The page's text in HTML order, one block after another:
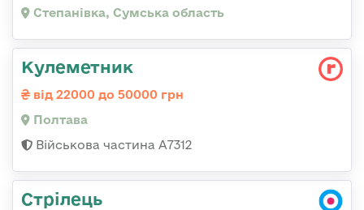
Степанівка, Сумська область
Кулеметник
від 22000 до 50000 грн
Полтава
Військова частина А7312
Стрілець